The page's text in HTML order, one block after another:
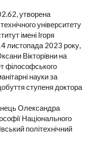
утворена
університету
імені Ігоря
листопада 2023 року,
Вікторівни на
філософського
науки за
ступеня доктора
Олександра
Національного
політехнічний